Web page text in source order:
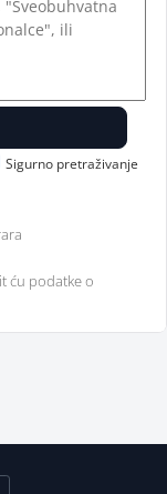
Sigurno pretraživanje
ću podatke o